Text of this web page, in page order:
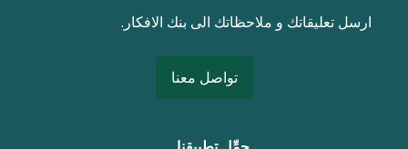
ارسل تعليقاتك و ملاحظاتك الى بنك الافكار.
تواصل معنا